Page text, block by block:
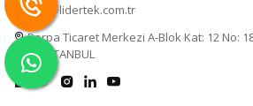
info@lidertek.com.tr
Perpa Ticaret Merkezi A-Blok Kat: 12 No:
Şişli / İSTANBUL